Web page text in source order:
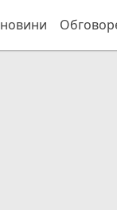
новини